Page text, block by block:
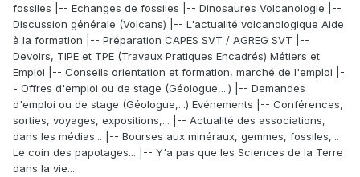
fossiles |-- Echanges de fossiles |-- Dinosaures Volcanologie |--
Discussion générale (Volcans) |-- L'actualité volcanologique Aide
à la formation |-- Préparation CAPES SVT / AGREG SVT |--
Devoirs, TIPE et TPE (Travaux Pratiques Encadrés) Métiers et
Emploi |-- Conseils orientation et formation, marché de l'emploi |-
- Offres d'emploi ou de stage (Géologue,...) |-- Demandes
d'emploi ou de stage (Géologue,...) Evénements |-- Conférences,
sorties, voyages, expositions,... |-- Actualité des associations,
dans les médias... |-- Bourses aux minéraux, gemmes, fossiles,...
Le coin des papotages... |-- Y'a pas que les Sciences de la Terre
dans la vie...